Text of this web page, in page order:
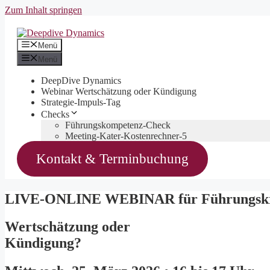
Zum Inhalt springen
Menü
Menü
DeepDive Dynamics
Webinar Wertschätzung oder Kündigung
Strategie-Impuls-Tag
Checks
Führungskompetenz-Check
Meeting-Kater-Kostenrechner-5
Kontakt & Terminbuchung
LIVE-ONLINE WEBINAR für
Wertschätzung oder
Kündigung?